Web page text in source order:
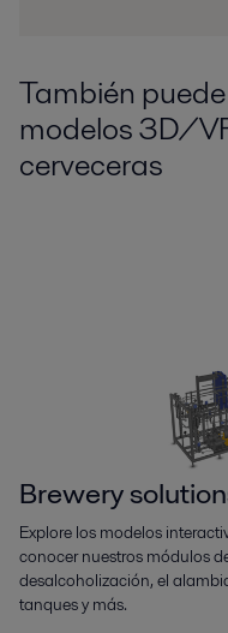
También
modelos 3D/
cerveceras
Brewery
Explore los modelos
conocer nuestros módulos
desalcoholización, el
tanques y más.